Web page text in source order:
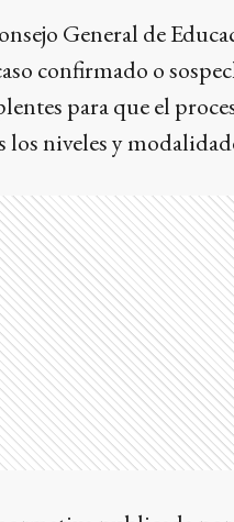
General de
confirmado o
para que el
niveles y